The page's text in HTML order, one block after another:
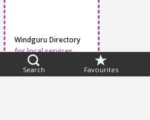
Search Favourites
Windguru Directory
for local services